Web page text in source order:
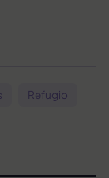
Refugio